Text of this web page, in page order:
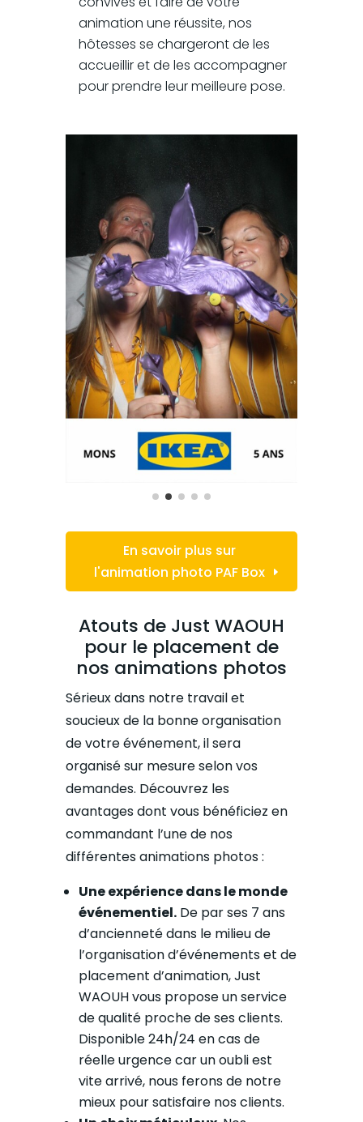
animation une réussite, nos
hôtesses se chargeront de les
accueillir et de les accompagner
pour prendre leur meilleure pose.
En savoir plus sur
l'animation photo PAF Box
Atouts de Just WAOUH
pour le placement de
nos animations photos
Sérieux dans notre travail et
soucieux de la bonne organisation
de votre événement, il sera
organisé sur mesure selon vos
demandes. Découvrez les
avantages dont vous bénéficiez en
commandant l’une de nos
différentes animations photos :
Une expérience dans le monde
événementiel.De par ses 7 ans
d’ancienneté dans le milieu de
l’organisation d’événements et de
placement d’animation, Just
WAOUH vous propose un service
de qualité proche de ses clients.
Disponible 24h/24 en cas de
réelle urgence car un oubli est
vite arrivé, nous ferons de notre
mieux pour satisfaire nos clients.